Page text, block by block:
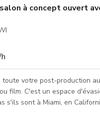
à concept ouvert
toute votre post-production
film. C'est un espace
s'ils sont à Miami, en